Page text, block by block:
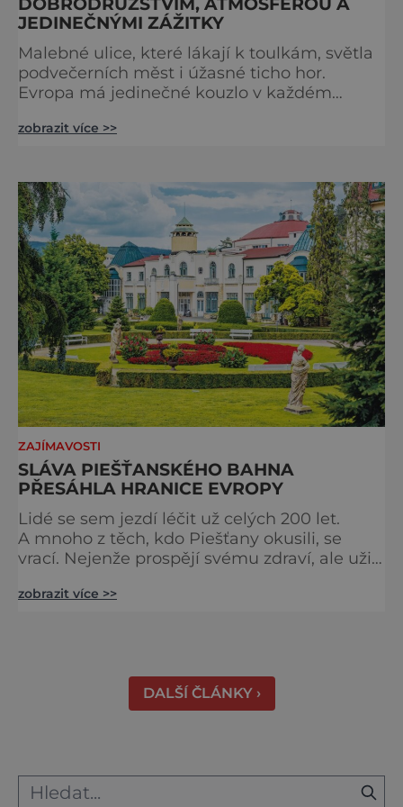
JEDINEČNÝMI ZÁŽITKY
Malebné ulice, které lákají k toulkám, světla
podvečerních měst i úžasné ticho hor.
Evropa má jedinečné kouzlo v každém
zve na cestu plnou inspirace, dobrodružství i
podobě. Města s neopakovatelnou
atmosférou Vydejte se s námi na prohlídku
měst, která patří k
zobrazit více >>
ZAJÍMAVOSTI
SLÁVA PIEŠŤANSKÉHO BAHNA
PŘESÁHLA HRANICE EVROPY
Lidé se sem jezdí léčit už celých 200 let.
A mnoho z těch, kdo Piešťany okusili, se
vrací. Nejenže prospějí svému zdraví, ale užijí
řekne slovenské lázně, Piešťany bývají první
zobrazit více >>
DALŠÍ ČLÁNKY ›